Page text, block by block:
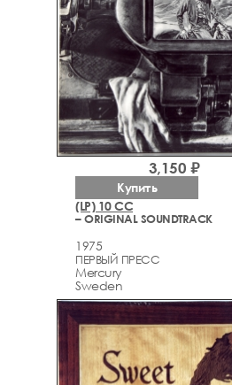
(LP) 10 CC
– ORIGINAL SOUNDTRACK
1975
ПЕРВЫЙ ПРЕСС
Mercury
Sweden
3,150 ₽
Купить